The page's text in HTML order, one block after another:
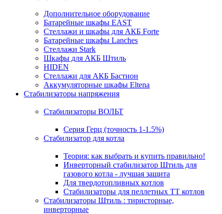
Дополнительное оборудование
Батарейные шкафы EAST
Стеллажи и шкафы для АКБ Forte
Батарейные шкафы Lanches
Стеллажи Stark
Шкафы для АКБ Штиль
HIDEN
Стеллажи для АКБ Бастион
Аккумуляторные шкафы Eltena
Стабилизаторы напряжения
Стабилизаторы ВОЛЬТ
Серия Герц (точность 1-1.5%)
Стабилизатор для котла
Теория: как выбрать и купить правильно!
Инверторный стабилизатор Штиль для
газового котла - лучшая защита
Для твердотопливных котлов
Стабилизаторы для пеллетных ТТ котлов
Стабилизаторы Штиль : тиристорные,
инверторные